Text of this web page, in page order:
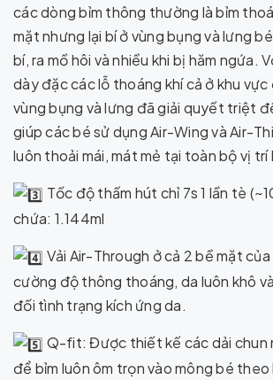
các dòng bỉm thông thường là bỉm
mặt nhưng lại bí ở vùng bụng và lưng
bí, ra mồ hôi và nhiều khi bị hăm ngứa.
dày đặc các lỗ thoáng khí cả ở khu vực
vùng bụng và lưng đã giải quyết triệt
giúp các bé sử dụng Air-Wing và Air-
luôn thoải mái, mát mẻ tại toàn bộ vị trí
Tốc độ thấm hút chỉ 7s 1 lần tè
chứa: 1.144ml
Vải Air-Through ở cả 2 bề mặt
cường độ thông thoáng, da luôn khô
đối tình trạng kích ứng da.
Q-fit: Được thiết kế các dải chun
để bỉm luôn ôm trọn vào mông bé theo